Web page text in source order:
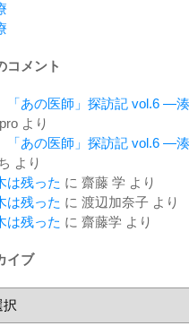
コメント
「あの医師」探訪記 vol.6 ―
より
「あの医師」探訪記 vol.6 ―
より
は残った に 齋藤 学 より
は残った に 渡辺加奈子より
は残った に 齋藤学 より
イブ